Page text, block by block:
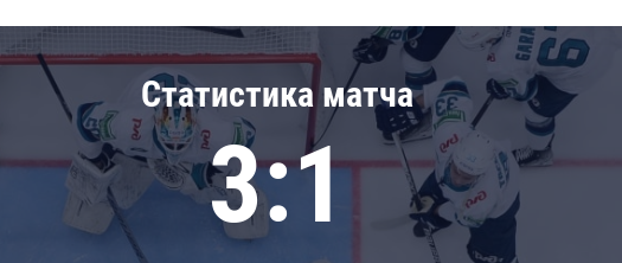
Нефтехимик
Дивизион Чернышева
Авангард
Адмирал
КХЛ
Статистика матча
3:1